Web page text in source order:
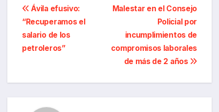
Navegación
de
entradas
Malestar en el Consejo
Policial por
incumplimientos de
compromisos laborales
de más de 2 años
Ávila efusivo:
“Recuperamos el
salario de los
petroleros”